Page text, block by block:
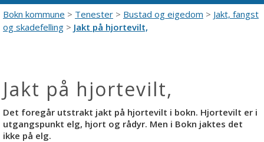
Bokn kommune Tenester Bustad og eigedom
Jakt, fangst
og skadefelling
Jakt på hjortevilt,
Jakt på hjortevilt,
Det foregår utstrakt jakt på hjortevilt i bokn. Hjortevilt er i
utgangspunkt elg, hjort og rådyr. Men i Bokn jaktes det
ikke på elg.